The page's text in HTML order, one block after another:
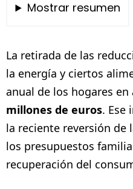
Mostrar resumen
La retirada de las
la energía y ciertos
anual de los hogares
millones de euros. Ese
la reciente reversión de
los presupuestos
recuperación del